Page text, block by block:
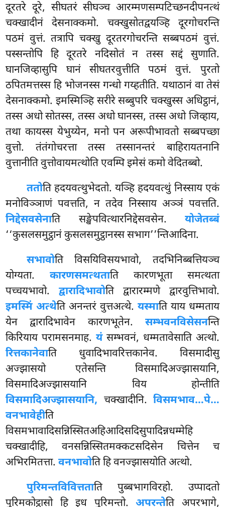
दूरतरे दूरे, सीघतरं सीघञ्च आरम्मणसम्पटिच्छनदीपनत्थं
चक्खादीनं देसनाक्कमो. चक्खुसोतद्वयञ्हि दूरगोचरन्ति
पठमं वुत्तं. तत्रापि चक्खु दूरतरगोचरन्ति सब्बपठमं वुत्तं.
पस्सन्तोपि हि दूरतरे नदिसोतं न तस्स सद्दं सुणाति.
घानजिव्हासुपि घानं सीघतरवुत्तीतिपठमं वुत्तं. पुरतो
ठपितमत्तस्स हि भोजनस्स गन्धो गय्हतीति. यथाठानं वा तेसं
देसनाक्कमो. इमस्मिञ्हि सरीरे सब्बुपरि चक्खुस्स अधिट्ठानं,
तस्स अधो सोतस्स, तस्स अधो घानस्स, तस्स अधो जिव्हाय,
तथा कायस्स येभुय्येन, मनो पन अरूपीभावतो सब्बपच्छा
वुत्तो. तंतंगोचरत्ता तस्स तस्सानन्तरं बाहिरायतनानि
वुत्तानीति वुत्तोवायमत्थोति एवम्पि इमेसं कमो वेदितब्बो.
ततोति हदयवत्थुभेदतो. यञ्हि हदयवत्थुं निस्साय एकं
मनोविञ्ञाणं पवत्तति, न तदेव निस्साय अञ्ञं पवत्तति.
निद्देसवसेनाति सङ्खेपवित्थारनिद्देसवसेन. योजेतब्बं
‘‘कुसलसमुट्ठानं कुसलसमुट्ठानस्स सभाग’’न्तिआदिना.
सभावोति विसयिविसयभावो, तदभिनिब्बत्तियञ्च
योग्यता.कारणसमत्थताति कारणभूता समत्थता
पच्चयभावो.द्वारादिभावोति द्वारारम्मणे द्वारवुत्तिभावो.
इमस्मिं अत्थेति अनन्तरं वुत्तअत्थे. यस्माति याय धम्मताय
येन द्वारादिभावेन कारणभूतेन. सम्भवनविसेसनन्ति
किरियाय परामसनमाह.यंसम्भवनं, धम्मतावेसाति अत्थो.
रित्तकानेवाति धुवादिभावरित्तकानेव. विसमादीसु
अज्झासयो एतेसन्ति विसमादिअज्झासयानि,
विसमादिअज्झासयानि विय होन्तीति
विसमादिअज्झासयानि, चक्खादीनि. विसमभाव…पे…
वनभावेहीति
विसमभावादिसन्निस्सितअहिआदिसदिसुपादिन्नधम्मेहि
चक्खादीहि, वनसन्निस्सितमक्कटसदिसेन चित्तेन च
अभिरमितत्ता.वनभावोति हि वनज्झासयोति अत्थो.
पुरिमन्तविवित्तताति पुब्बभागविरहो. उप्पादतो
पुरिमकोट्ठासो हि इध पुरिमन्तो.अपरन्तेति अपरभागे,